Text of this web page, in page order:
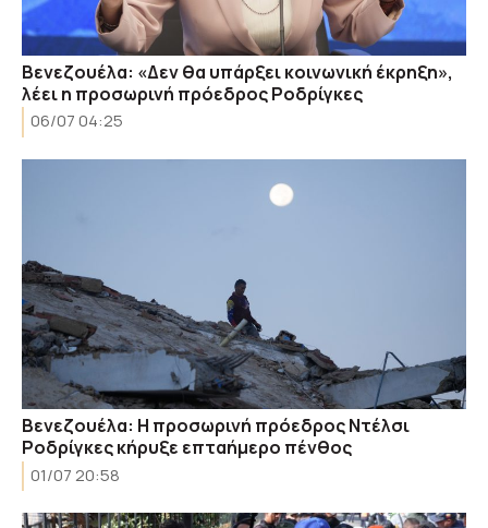
Βενεζουέλα: «Δεν θα υπάρξει κοινωνική έκρηξη»,
λέει η προσωρινή πρόεδρος Ροδρίγκες
06/07 04:25
Βενεζουέλα: Η προσωρινή πρόεδρος Ντέλσι
Ροδρίγκες κήρυξε επταήμερο πένθος
01/07 20:58